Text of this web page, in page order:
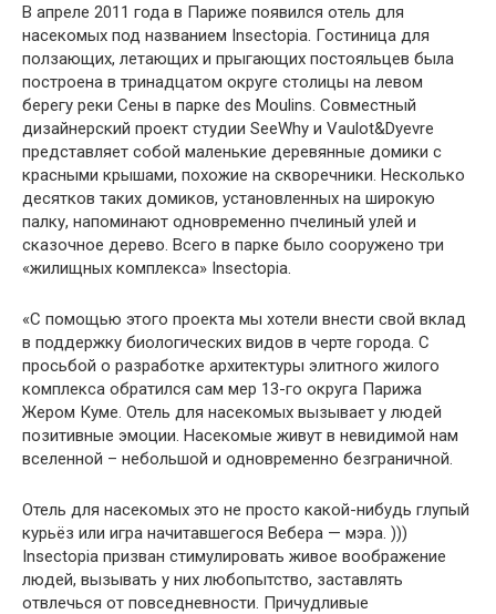
В апреле 2011 года в Париже появился отель для
насекомых под названием Insectopia. Гостиница для
ползающих, летающих и прыгающих постояльцев была
построена в тринадцатом округе столицы на левом
берегу реки Сены в парке des Moulins. Совместный
дизайнерский проект студии SeeWhy и Vaulot&Dyevre
представляет собой маленькие деревянные домики с
красными крышами, похожие на скворечники. Несколько
десятков таких домиков, установленных на широкую
палку, напоминают одновременно пчелиный улей и
сказочное дерево. Всего в парке было сооружено три
«жилищных комплекса» Insectopia.
«С помощью этого проекта мы хотели внести свой вклад
в поддержку биологических видов в черте города. С
просьбой о разработке архитектуры элитного жилого
комплекса обратился сам мер 13-го округа Парижа
Жером Куме. Отель для насекомых вызывает у людей
позитивные эмоции. Насекомые живут в невидимой нам
вселенной – небольшой и одновременно безграничной.
Отель для насекомых это не просто какой-нибудь глупый
курьёз или игра начитавшегося Вебера — мэра. )))
Insectopia призван стимулировать живое воображение
людей, вызывать у них любопытство, заставлять
отвлечься от повседневности. Причудливые